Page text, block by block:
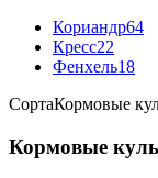
Кориандр64
Кресс22
Фенхель18
СортаКормовые
Кормовые